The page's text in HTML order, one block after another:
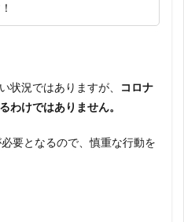
状況ではありますが、
コロナ
わけではありません。
要となるので、慎重な行動を